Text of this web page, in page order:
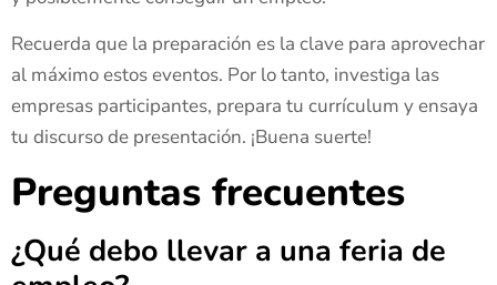
Recuerda que la preparación es la clave para aprovechar
al máximo estos eventos. Por lo tanto, investiga las
empresas participantes, prepara tu currículum y ensaya
tu discurso de presentación. ¡Buena suerte!
Preguntas frecuentes
¿Qué debo llevar a una feria de